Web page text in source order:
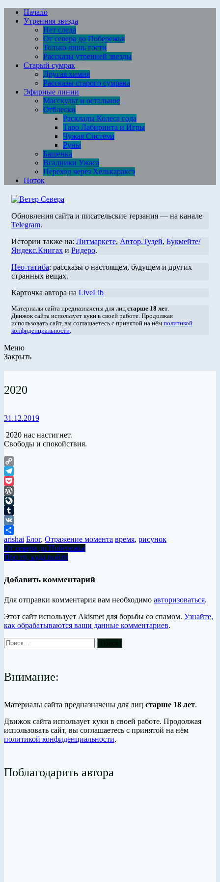
Перейти
содержимому
Начало
Утренняя звезда
Нет следа
От севера до Побережья
Только лишь гости
Рассказы утренней звезды
Старый сумрак
Другая химия
Рассказы старого сумрака
Эфирные линии
Масскульт и остальное
Отблески
Расклады Колеса года
Таро Лабиринта и Игры
Чужая Система
Руны
Башенка
Всадники Ужаса
Переход через Хелькараксэ
Поток
Обновления сайта и писательские терзания — на канале
Telegram.
Истории также на: Литмаркете, Автор.Тудей, Букмейте/
Яндекс.Книгах и Ридеро.
Нео-татиба: рассказы о настоящем, будущем и других
странных вещах.
Карточка автора на LiveLib
Материалы сайта предназначены для лиц старше 18 лет.
Движок сайта использует куки в своей работе. Продолжая
использовать сайт, вы соглашаетесь с принятой на нём политикой
конфиденциальности.
Меню
Закрыть
2020
31.12.2019
2020 нас настигнет.
Свободы и спокойствия.
Copy
Link
Telegram
Pocket
WordPress
LiveJournal
Tumblr
VK
Отправить
arishai Блог, Отражение момента время, рисунок
От севера до Побережья
Про то, куда пойти
Добавить комментарий
Для отправки комментария вам необходимо авторизоваться.
Этот сайт использует Akismet для борьбы со спамом. Узнайте,
как обрабатываются ваши данные комментариев.
Внимание:
Материалы сайта предназначены для лиц старше 18 лет.
Движок сайта использует куки в своей работе. Продолжая
использовать сайт, вы соглашаетесь с принятой на нём
политикой конфиденциальности.
Поблагодарить автора